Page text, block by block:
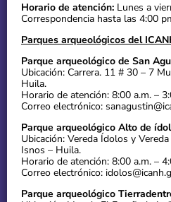
Horario de atención: Lunes a
Correspondencia hasta las 4:00
Parques arqueológicos del
Parque arqueológico de San
Ubicación: Carrera. 11 # 30 – 7
Huila.
Horario de atención: 8:00 a.m. –
Correo electrónico:
Parque arqueológico Alto de
Ubicación: Vereda Ídolos y
Isnos – Huila.
Horario de atención: 8:00 a.m. –
Correo electrónico:
Parque arqueológico